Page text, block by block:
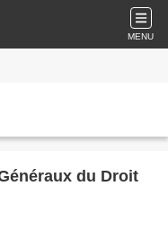
MENU
du Droit